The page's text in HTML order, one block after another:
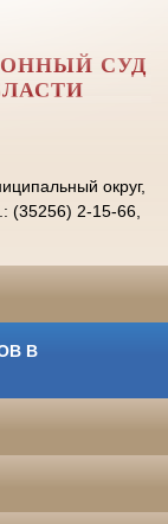
СУД
округ,
(35256) 2-15-66,
В